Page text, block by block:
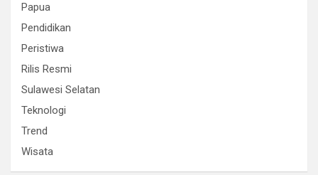
Papua
Pendidikan
Peristiwa
Rilis Resmi
Sulawesi Selatan
Teknologi
Trend
Wisata